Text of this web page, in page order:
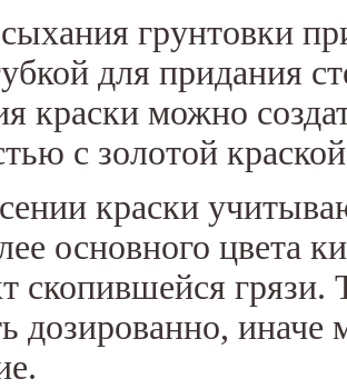
грунтовки
для придания
краски можно
с золотой
краски
основного цвета
скопившейся грязи.
дозированно, иначе